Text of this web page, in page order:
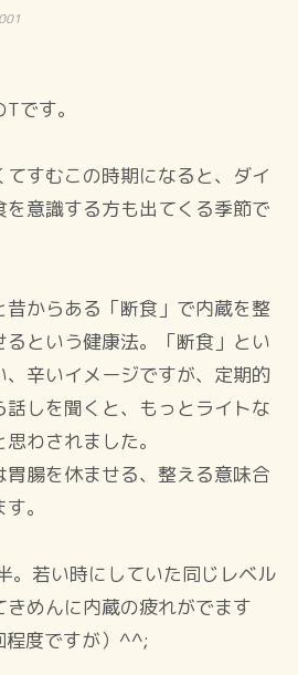
です。
すむこの時期になると、ダイ
意識する方も出てくる季節で
昔からある「断食」で内蔵を整
という健康法。「断食」とい
、辛いイメージですが、定期的
しを聞くと、もっとライトな
わされました。
腸を休ませる、整える意味合
。
。若い時にしていた同じレベル
めんに内蔵の疲れがでます
程度ですが）^^;